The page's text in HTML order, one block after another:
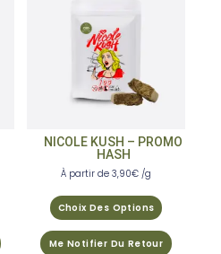
NICOLE KUSH – PROMO
HASH
À partir de 3,90€ /g
Choix Des Options
Me Notifier Du Retour